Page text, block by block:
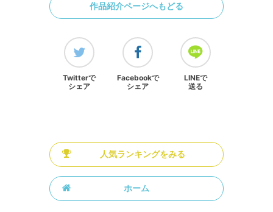
作品紹介ページへもどる
Twitterで
シェア
Facebookで
シェア
LINEで
送る
人気ランキングをみる
ホーム